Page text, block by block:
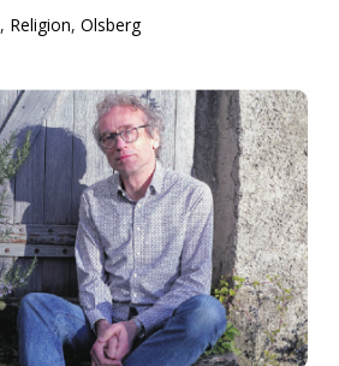
, Religion,Olsberg